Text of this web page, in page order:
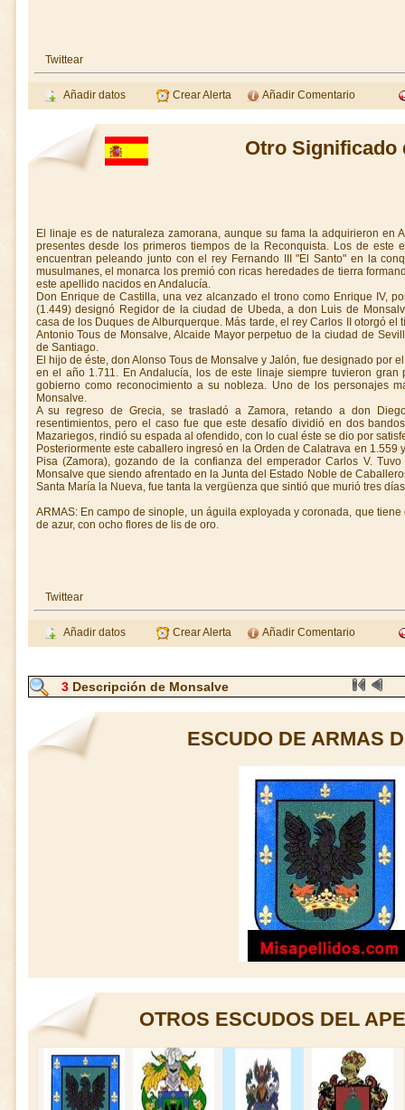
Twittear
Añadir datos Crear Alerta Añadir Comentario
Otro Significado
El linaje es de naturaleza zamorana, aunque su fama la adquirieron en
presentes desde los primeros tiempos de la Reconquista. Los de este
encuentran peleando junto con el rey Fernando III "El Santo" en la
musulmanes, el monarca los premió con ricas heredades de tierra
este apellido nacidos en Andalucía.
Don Enrique de Castilla, una vez alcanzado el trono como Enrique IV,
(1.449) designó Regidor de la ciudad de Ubeda, a don Luis de
casa de los Duques de Alburquerque. Más tarde, el rey Carlos II otorgó
Antonio Tous de Monsalve, Alcaide Mayor perpetuo de la ciudad de
de Santiago.
El hijo de éste, don Alonso Tous de Monsalve y Jalón, fue designado por
en el año 1.711. En Andalucía, los de este linaje siempre tuvieron gran
gobierno como reconocimiento a su nobleza. Uno de los personajes
Monsalve.
A su regreso de Grecia, se trasladó a Zamora, retando a don
resentimientos, pero el caso fue que este desafío dividió en dos
Mazariegos, rindió su espada al ofendido, con lo cual éste se dio por
Posteriormente este caballero ingresó en la Orden de Calatrava en 1.559
Pisa (Zamora), gozando de la confianza del emperador Carlos V.
Monsalve que siendo afrentado en la Junta del Estado Noble de
Santa María la Nueva, fue tanta la vergüenza que sintió que murió tres
ARMAS: En campo de sinople, un águila exployada y coronada, que
de azur, con ocho flores de lis de oro.
Twittear
Añadir datos Crear Alerta Añadir Comentario
3 Descripción de Monsalve
ESCUDO DE ARMAS
OTROS ESCUDOS DEL